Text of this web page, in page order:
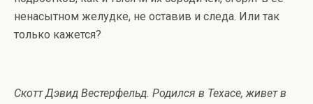
ненасытном желудке, не оставив и следа. Или так
только кажется?
Скотт Дэвид Вестерфельд. Родился в Техасе, живет в